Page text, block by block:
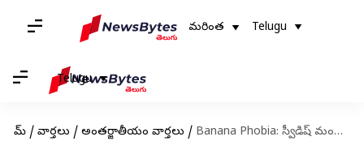
మరింత Telugu
Telugu
హోమ్ / వార్తలు / అంతర్జాతీయం వార్తలు / Banana Phobia: స్వీడిష్ మంత్రికి వింత ఫోబియా.. ఆమె వస్తే అరటిపండ్లు కన్పించకుండా చేస్తారట.. ఎందుకో తెలుసా?